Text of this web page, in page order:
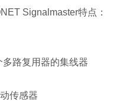
Signalmaster特点：
路复用器的集线器
传感器